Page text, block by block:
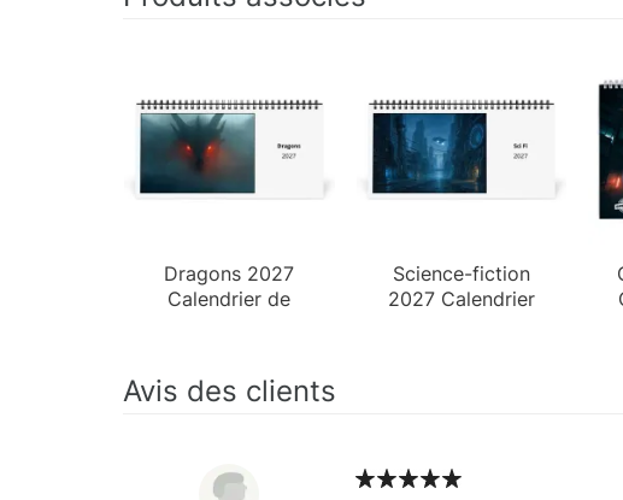
Dragons 2027
Calendrier de
Science-fiction
2027 Calendrier
Avis des clients